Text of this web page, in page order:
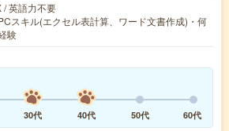
/ 英語力不要
スキル(エクセル表計算、ワード文書作成)・何
験
30代 40代 50代 60代